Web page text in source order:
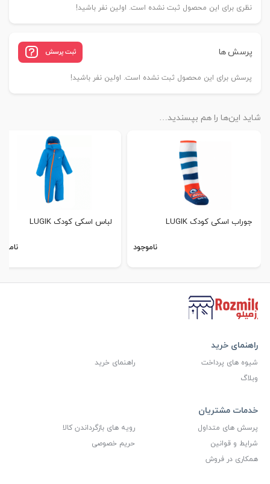
نظری برای این محصول ثبت نشده است. اولین نفر باشید!
پرسش ها ثبت پرسش
پرسش برای این محصول ثبت نشده است. اولین نفر باشید!
شاید این‌ها را هم بپسندید…
جوراب اسکی کودک LUGIK
ناموجود
لباس اسکی کودک LUGIK
راهنمای خرید
شیوه های پرداخت
راهنمای خرید
وبلاگ
خدمات مشتریان
پرسش های متداول
رویه های بازگرداندن کالا
شرایط و قوانین
حریم خصوصی
همکاری در فروش